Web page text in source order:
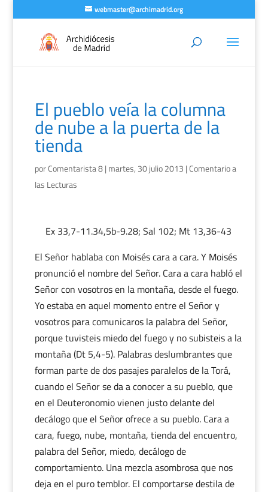
webmaster@archimadrid.org
El pueblo veía la columna
de nube a la puerta de la
tienda
porComentarista 8| martes, 30 julio 2013 |Comentario a
las Lecturas
Ex 33,7-11.34,5b-9.28; Sal 102; Mt 13,36-43
El Señor hablaba con Moisés cara a cara. Y Moisés
pronunció el nombre del Señor. Cara a cara habló el
Señor con vosotros en la montaña, desde el fuego.
Yo estaba en aquel momento entre el Señor y
vosotros para comunicaros la palabra del Señor,
porque tuvisteis miedo del fuego y no subisteis a la
montaña (Dt 5,4-5). Palabras deslumbrantes que
forman parte de dos pasajes paralelos de la Torá,
cuando el Señor se da a conocer a su pueblo, que
en el Deuteronomio vienen justo delante del
decálogo que el Señor ofrece a su pueblo. Cara a
cara, fuego, nube, montaña, tienda del encuentro,
palabra del Señor, miedo, decálogo de
comportamiento. Una mezcla asombrosa que nos
deja en el puro temblor. El comportarse destila de